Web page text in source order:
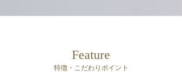
Feature
特徴・こだわりポイント